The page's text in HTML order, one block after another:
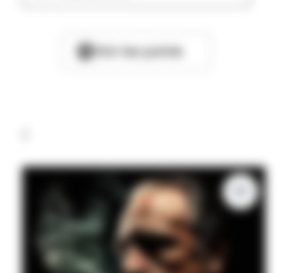
Voir les points